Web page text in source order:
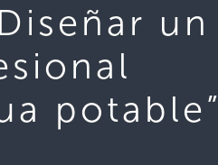
un
potable”